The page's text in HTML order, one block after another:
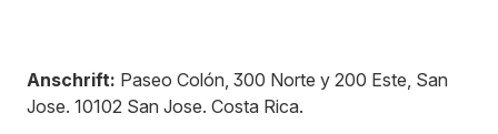
Anschrift: Paseo Colón, 300 Norte y 200 Este, San
Jose. 10102 San Jose. Costa Rica.